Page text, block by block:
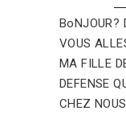
BoNJOUR?
VOUS
MA FILLE
DEFENSE
CHEZ